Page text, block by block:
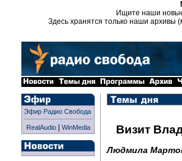
Ищите наши
Здесь хранятся только наши архивы
Эфир Радио Свобода
RealAudio| WinMedia Визит
Людмила